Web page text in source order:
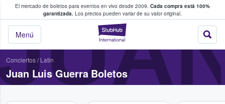
El mercado de boletos para eventos en vivo desde 2009. Cada compra está 100%
garantizada. Los precios pueden variar de su valor original.
StubHub: donde
Menú
fans compran y venden boletos
Conciertos/ Latin
Juan Luis Guerra Boletos